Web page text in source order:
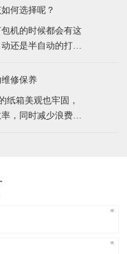
故广泛适用于流动
带钳的铁扣机捆
何选择呢？
机的时候都会有这
还是半自动的打包
物的形状不是十分
的打包机的话，很
修保养
箱美观也牢固，
，同时减少浪费，